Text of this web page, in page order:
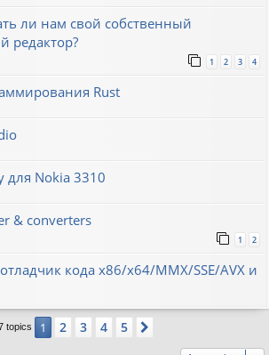
ли нам свой собственный
редактор?
1 2 3 4
Rust
для Nokia 3310
& converters
1 2
кода x86/x64/MMX/SSE/AVX и
topics 1 2 3 4 5